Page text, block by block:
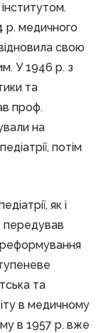
р. медичного
свою
У 1946 р. з
та
проф.
на
потім
як і
передував
та
в медичному
в 1957 р. вже